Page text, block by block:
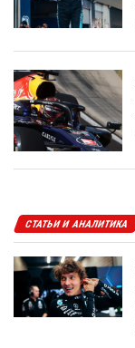
СТАТЬИ И АНАЛИТИКА